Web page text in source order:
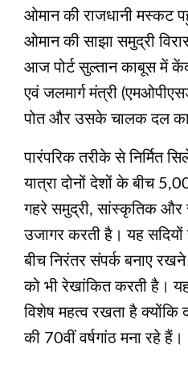
ओमान की राजधानी मस्कट
ओमान की साझा समुद्री
आज पोर्ट सुल्तान काबूस में
एवं जलमार्ग मंत्री
पोत और उसके चालक दल का
पारंपरिक तरीके से निर्मित
यात्रा दोनों देशों के बीच
गहरे समुद्री, सांस्कृतिक और
उजागर करती है। यह
बीच निरंतर संपर्क बनाए रखने
को भी रेखांकित करती है।
विशेष महत्व रखता है क्योंकि
की 70वीं वर्षगांठ मना रहे हैं।